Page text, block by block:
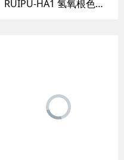
RUIPU-HA1 氢氧根色谱柱